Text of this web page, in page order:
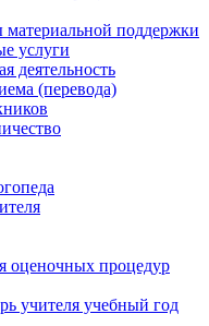
поддержки
услуги
деятельность
(перевода)
оценочных процедур
учителя учебный год